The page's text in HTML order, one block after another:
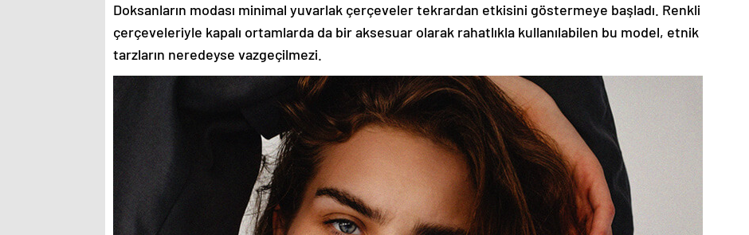
Doksanların modası minimal yuvarlak çerçeveler tekrardan etkisini göstermeye başladı. Renkli
çerçeveleriyle kapalı ortamlarda da bir aksesuar olarak rahatlıkla kullanılabilen bu model, etnik
tarzların neredeyse vazgeçilmezi.